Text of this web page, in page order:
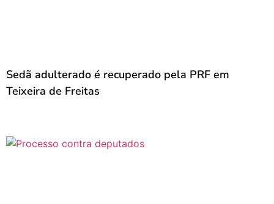
Sedã adulterado é recuperado pela PRF em
Teixeira de Freitas